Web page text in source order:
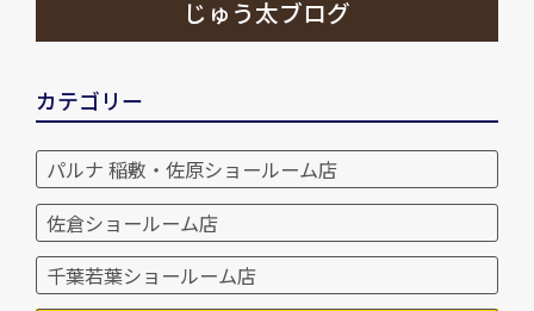
じゅう太ブログ
カテゴリー
パルナ 稲敷・佐原ショールーム店
佐倉ショールーム店
千葉若葉ショールーム店